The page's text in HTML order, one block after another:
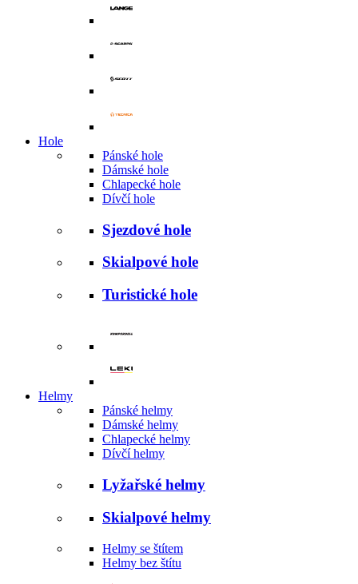
Hole
Pánské hole
Dámské hole
Chlapecké hole
Dívčí hole
Sjezdové hole
Skialpové hole
Turistické hole
Helmy
Pánské helmy
Dámské helmy
Chlapecké helmy
Dívčí helmy
Lyžařské helmy
Skialpové helmy
Helmy se štítem
Helmy bez štítu